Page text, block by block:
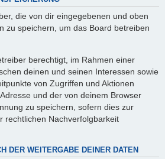
die von dir eingegebenen und oben
zu speichern, um das Board betreiben
berechtigt, im Rahmen einer
deinen und seinen Interessen sowie
von Zugriffen und Aktionen
und der von deinem Browser
zu speichern, sofern dies zur
rechtlichen Nachverfolgbarkeit
DER WEITERGABE DEINER DATEN